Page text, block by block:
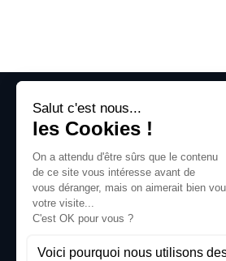
ACCUEIL
SOLUTION
EXPERTISES
BLOG